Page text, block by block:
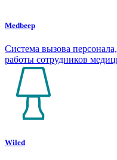
Medbeep
Система вызова
работы сотрудников
Wiled